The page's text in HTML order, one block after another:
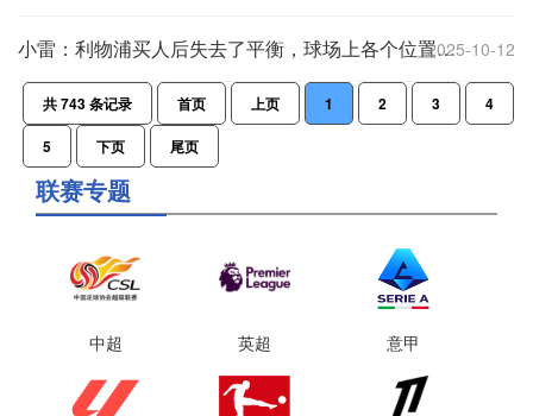
小雷：利物浦买人后失去了平衡，球场上各个位置都有问题
2025-10-12
共743条记录 首页 上页 1 2 3
4
5
下页 尾页
联赛专题
中超 英超 意甲